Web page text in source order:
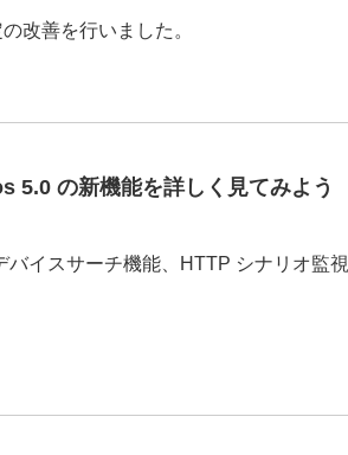
改善を行いました。
5.0 の新機能を詳しく見てみよう
イスサーチ機能、HTTP シナリオ監視